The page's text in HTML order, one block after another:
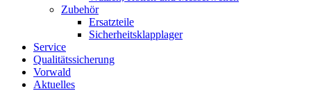
Zubehör
Ersatzteile
Sicherheitsklapplager
Service
Qualitätssicherung
Vorwald
Aktuelles